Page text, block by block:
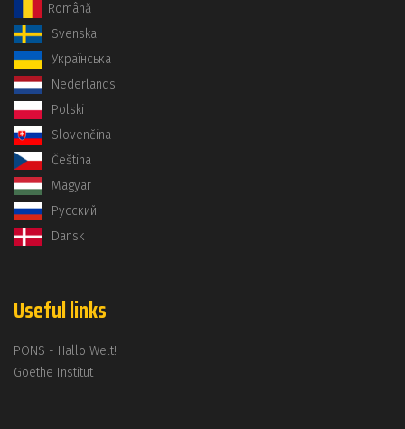
Română
Svenska
Українська
Nederlands
Polski
Slovenčina
Čeština
Magyar
Русский
Dansk
Useful links
PONS - Hallo Welt!
Goethe Institut